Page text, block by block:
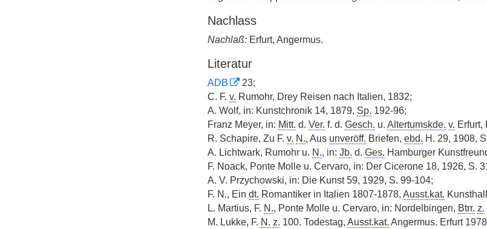
Nachlass
Nachlaß:Erfurt, Angermus.
Literatur
ADB
23;
C. F. v. Rumohr, Drey Reisen nach Italien, 1832;
A. Wolf, in: Kunstchronik 14, 1879, Sp. 192-96;
Franz Meyer, in: Mitt. d. Ver. f. d. Gesch. u. Altertumskde. v. Erfurt,
R. Schapire, Zu F. v. N., Aus unveröff. Briefen, ebd. H. 29, 1908,
A. Lichtwark, Rumohr u. N., in: Jb. d. Ges. Hamburger
F. Noack, Ponte Molle u. Cervaro, in: Der Cicerone 18, 1926, S.
A. V. Przychowski, in: Die Kunst 59, 1929, S. 99-104;
F. N., Ein dt. Romantiker in Italien 1807-1878, Ausst.kat.
L. Martius, F. N., Ponte Molle u. Cervaro, in: Nordelbingen, Btrr. z.
M. Lukke, F. N. z. 100. Todestag, Ausst.kat. Angermus. Erfurt